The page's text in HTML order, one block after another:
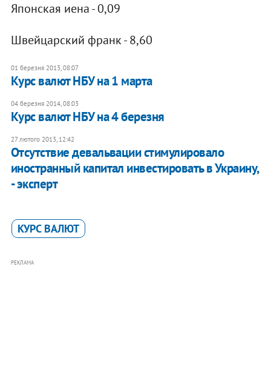
Японская иена - 0,09
Швейцарский франк - 8,60
01 березня 2013, 08:07
​Курс валют НБУ на 1 марта
04 березня 2014, 08:03
Курс валют НБУ на 4 березня
27 лютого 2013, 12:42
Отсутствие девальвации стимулировало
иностранный капитал инвестировать в Украину,
- эксперт
КУРС ВАЛЮТ
РЕКЛАМА